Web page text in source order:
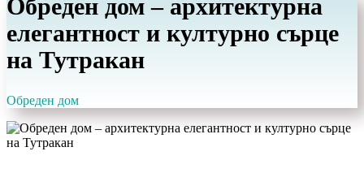
Обреден дом – архитектурна
елегантност и културно сърце
на Тутракан
Обреден дом